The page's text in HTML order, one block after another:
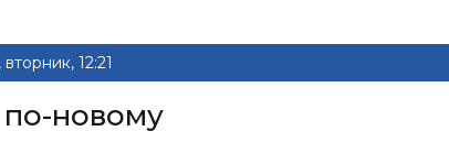
12:21
по-новому